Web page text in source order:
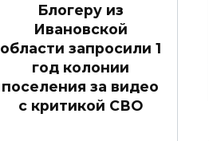
Блогеру из
Ивановской
области запросили 1
год колонии
поселения за видео
с критикой СВО